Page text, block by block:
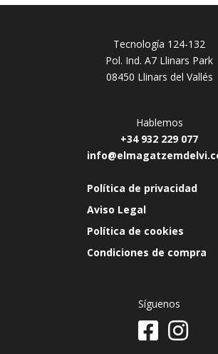
Tecnología 124-132
Pol. Ind. A7 Llinars Park
08450 Llinars del Vallés
Hablemos
+34 932 229 077
Política de privacidad
Aviso Legal
Política de cookies
Condiciones de compra
Síguenos